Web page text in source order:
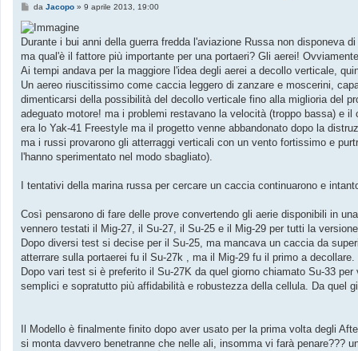
M
s
s
a
g
o
da Jacopo» 9 aprile 2013, 19:00
Durante i bui anni della guerra fredda l'aviazione Russa non disponeva
ma qual'è il fattore più importante per una portaeri? Gli aerei!
Ai tempi andava per la maggiore l'idea degli aerei a decollo verticale,
Un aereo riuscitissimo come caccia leggero di zanzare e moscerini,
dimenticarsi della possibilità del decollo verticale fino alla miglioria del
adeguato motore! ma i problemi restavano la velocità (troppo bassa) e
era lo Yak-41 Freestyle ma il progetto venne abbandonato dopo la
ma i russi provarono gli atterraggi verticali con un vento fortissimo e
l'hanno sperimentato nel modo sbagliato).
I tentativi della marina russa per cercare un caccia continuarono e
Così pensarono di fare delle prove convertendo gli aerie disponibili in
vennero testati il Mig-27, il Su-27, il Su-25 e il Mig-29 per tutti la
Dopo diversi test si decise per il Su-25, ma mancava un caccia da
atterrare sulla portaerei fu il Su-27k , ma il Mig-29 fu il primo a decollare.
Dopo vari test si è preferito il Su-27K da quel giorno chiamato Su-33
semplici e sopratutto più affidabilità e robustezza della cellula. Da quel
Il Modello è finalmente finito dopo aver usato per la prima volta degli
si monta davvero benetranne che nelle ali, insomma vi farà penare???